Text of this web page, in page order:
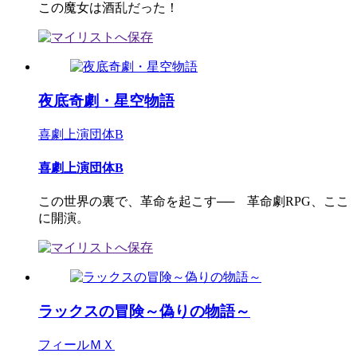
この魔女は酒乱だった！
夜底奇劇・星空物語
喜劇上演団体B
喜劇上演団体B
この世界の裏で、革命を起こす── 革命劇RPG、ここ
に開演。
ラックスの冒険～偽りの物語～
フィールＭＸ